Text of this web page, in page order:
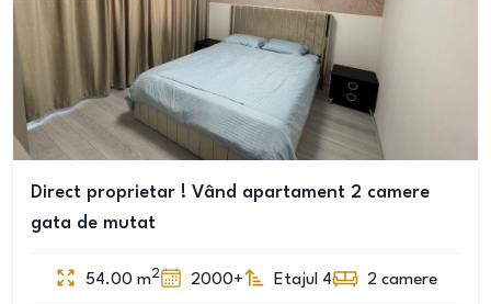
Direct proprietar ! Vând apartament 2 camere
gata de mutat
54.00 m2 2000+ Etajul 4 2 camere